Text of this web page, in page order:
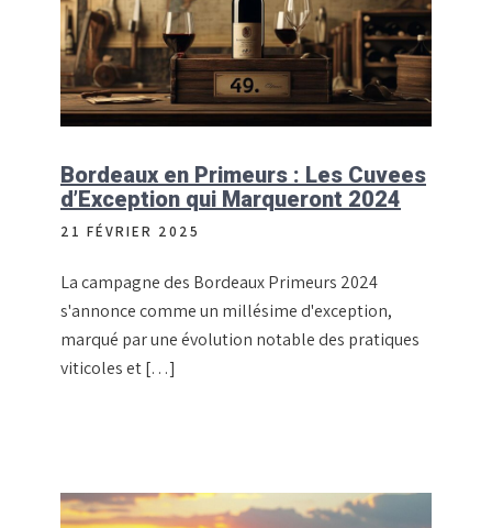
Bordeaux en Primeurs : Les Cuvees
d’Exception qui Marqueront 2024
21 FÉVRIER 2025
La campagne des Bordeaux Primeurs 2024
s'annonce comme un millésime d'exception,
marqué par une évolution notable des pratiques
viticoles et […]